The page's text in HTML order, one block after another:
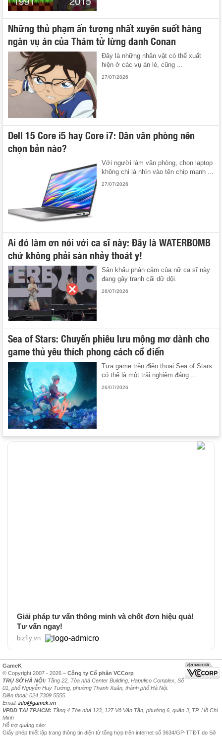
Những thủ phạm ấn tượng nhất xuyên suốt hàng
ngàn vụ án của Thám tử lừng danh Conan
Đây là những nhân vật có thể xuất
hiện ở các vụ án lẻ, cũng ...
27/07/2026
Dell 15 Core i5 hay Core i7: Dân văn phòng nên
chọn bản nào?
Với người làm văn phòng, chọn laptop
không chỉ là nhìn vào tên chip mạnh ...
27/07/2026
Ai đó làm ơn nói với ca sĩ này: Đây là WATERBOMB
chứ không phải sàn nhảy thoát y!
Sân khấu phản cảm của nữ ca sĩ này
đang gây tranh cãi dữ dội.
26/07/2026
Sea of Stars: Chuyến phiêu lưu mộng mơ dành cho
game thủ yêu thích phong cách cổ điển
Tựa game trên điện thoại Sea of Stars
có thể là một trải nghiệm đáng ...
26/07/2026
Giải pháp tư vấn thông minh và chốt đơn hiệu quả!
Tư vấn ngay!
bizfly.vn
GameK
© Copyright 2007 - 2026 – Công ty Cổ phần VCCorp
TRỤ SỞ HÀ NỘI: Tầng 22, Tòa nhà Center Building, Hapulico Complex, Số
01, phố Nguyễn Huy Tưởng, phường Thanh Xuân, thành phố Hà Nội.
Điện thoại: 024 7309 5555.
Email: info@gamek.vn
VPĐD TẠI TP.HCM: Tầng 4 Tòa nhà 123, 127 Võ Văn Tần, phường 6, quận 3, TP. Hồ Chí
Minh
Hỗ trợ quảng cáo:
Giấy phép thiết lập trang thông tin điện tử tổng hợp trên internet số 3634/GP-TTĐT do Sở